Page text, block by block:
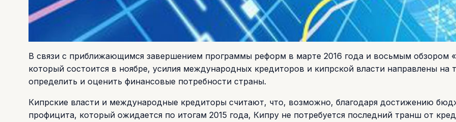
В связи с приближающимся завершением программы реформ в марте 2016 года и восьмым обзором
который состоится в ноябре, усилия международных кредиторов и кипрской власти направлены на
определить и оценить финансовые потребности страны.
Кипрские власти и международные кредиторы считают, что, возможно, благодаря достижению
профицита, который ожидается по итогам 2015 года, Кипру не потребуется последний транш от